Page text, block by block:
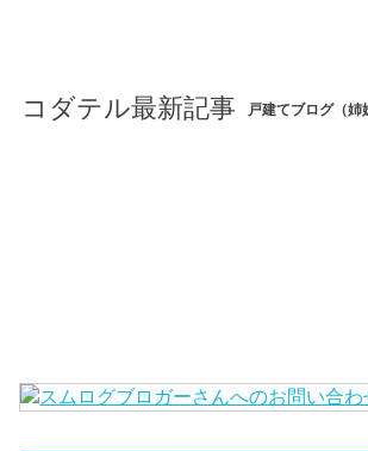
コダテル最新記事 戸建てブログ（姉